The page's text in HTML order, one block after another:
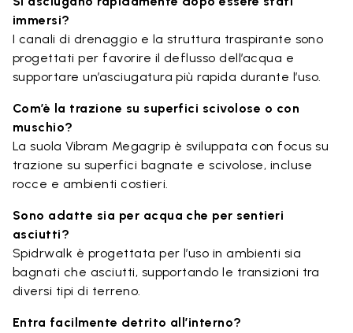
immersi?
I canali di drenaggio e la struttura traspirante sono
progettati per favorire il deflusso dell’acqua e
supportare un’asciugatura più rapida durante l’uso.
Com’è la trazione su superfici scivolose o con
muschio?
La suola Vibram Megagrip è sviluppata con focus su
trazione su superfici bagnate e scivolose, incluse
rocce e ambienti costieri.
Sono adatte sia per acqua che per sentieri
asciutti?
Spidrwalk è progettata per l’uso in ambienti sia
bagnati che asciutti, supportando le transizioni tra
diversi tipi di terreno.
Entra facilmente detrito all’interno?